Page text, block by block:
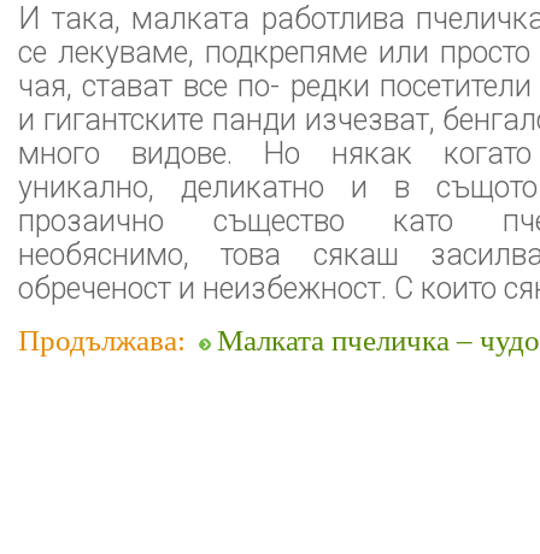
И така, малката работлива
се лекуваме, подкрепяме или
чая, стават все по- редки
и гигантските панди изчезват,
много видове. Но някак
уникално, деликатно и в
прозаично същество като
необяснимо, това сякаш
обреченост и неизбежност. С които
Продължава: Малката пчеличка –